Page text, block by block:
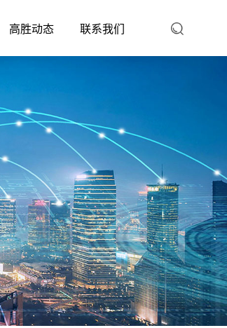
高胜动态 联系我们